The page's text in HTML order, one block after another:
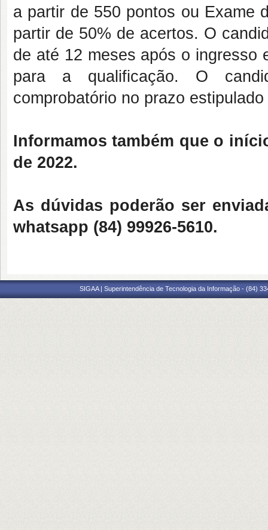
a partir de 550 pontos ou Exame
partir de 50% de acertos. O
de até 12 meses após o ingresso
para a qualificação. O
comprobatório no prazo
Informamos também que o
de 2022.
As dúvidas poderão ser
whatsapp (84) 99926-5610.
SIGAA | Superintendência de Tecnologia da Informação - (84)